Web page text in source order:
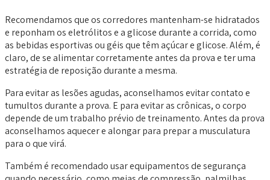
Recomendamos que os corredores mantenham-se hidratados
e reponham os eletrólitos e a glicose durante a corrida, como
as bebidas esportivas ou géis que têm açúcar e glicose. Além, é
claro, de se alimentar corretamente antes da prova e ter uma
estratégia de reposição durante a mesma.
Para evitar as lesões agudas, aconselhamos evitar contato e
tumultos durante a prova. E para evitar as crônicas, o corpo
depende de um trabalho prévio de treinamento. Antes da prova
aconselhamos aquecer e alongar para prepar a musculatura
para o que virá.
Também é recomendado usar equipamentos de segurança